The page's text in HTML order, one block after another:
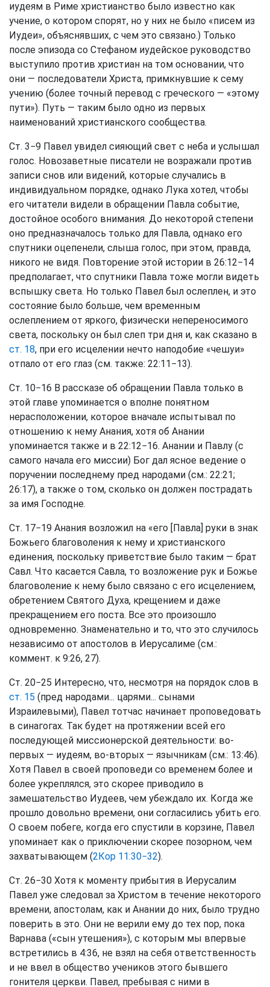
иудеям в Риме христианство было известно как
учение, о котором спорят, но у них не было «писем из
Иудеи», объяснявших, с чем это связано.) Только
после эпизода со Стефаном иудейское руководство
выступило против христиан на том основании, что
они — последователи Христа, примкнувшие к сему
учению (более точный перевод с греческого — «этому
пути»). Путь — таким было одно из первых
наименований христианского сообщества.
Ст. 3−9 Павел увидел сияющий свет с неба и услышал
голос. Новозаветные писатели не возражали против
записи снов или видений, которые случались в
индивидуальном порядке, однако Лука хотел, чтобы
его читатели видели в обращении Павла событие,
достойное особого внимания. До некоторой степени
оно предназначалось только для Павла, однако его
спутники оцепенели, слыша голос, при этом, правда,
никого не видя. Повторение этой истории в 26:12−14
предполагает, что спутники Павла тоже могли видеть
вспышку света. Но только Павел был ослеплен, и это
состояние было больше, чем временным
ослеплением от яркого, физически непереносимого
света, поскольку он был слеп три дня и, как сказано в
ст. 18, при его исцелении нечто наподобие «чешуи»
отпало от его глаз (см. также: 22:11−13).
Ст. 10−16 В рассказе об обращении Павла только в
этой главе упоминается о вполне понятном
нерасположении, которое вначале испытывал по
отношению к нему Анания, хотя об Анании
упоминается также и в 22:12−16. Анании и Павлу (с
самого начала его миссии) Бог дал ясное ведение о
поручении последнему пред народами (см.: 22:21;
26:17), а также о том, сколько он должен пострадать
за имя Господне.
Ст. 17−19 Анания возложил на «его [Павла] руки в знак
Божьего благоволения к нему и христианского
единения, поскольку приветствие было таким — брат
Савл. Что касается Савла, то возложение рук и Божье
благоволение к нему было связано с его исцелением,
обретением Святого Духа, крещением и даже
прекращением его поста. Все это произошло
одновременно. Знаменательно и то, что это случилось
независимо от апостолов в Иерусалиме (см.:
коммент. к 9:26, 27).
Ст. 20−25 Интересно, что, несмотря на порядок слов в
ст. 15 (пред народами... царями... сынами
Израилевыми), Павел тотчас начинает проповедовать
в синагогах. Так будет на протяжении всей его
последующей миссионерской деятельности: во-
первых — иудеям, во-вторых — язычникам (см.: 13:46).
Хотя Павел в своей проповеди со временем более и
более укреплялся, это скорее приводило в
замешательство Иудеев, чем убеждало их. Когда же
прошло довольно времени, они согласились убить его.
О своем побеге, когда его спустили в корзине, Павел
упоминает как о приключении скорее позорном, чем
захватывающем (2Кор 11:30−32).
Ст. 26−30 Хотя к моменту прибытия в Иерусалим
Павел уже следовал за Христом в течение некоторого
времени, апостолам, как и Анании до них, было трудно
поверить в это. Они не верили ему до тех пор, пока
Варнава («сын утешения»), с которым мы впервые
встретились в 4:36, не взял на себя ответственность
и не ввел в общество учеников этого бывшего
гонителя церкви. Павел, пребывая с ними в